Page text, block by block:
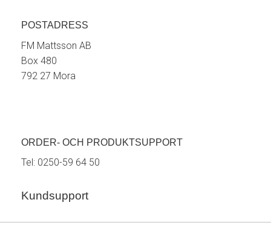
POSTADRESS
FM Mattsson AB
Box 480
792 27 Mora
ORDER- OCH PRODUKTSUPPORT
Tel: 0250-59 64 50
Kundsupport